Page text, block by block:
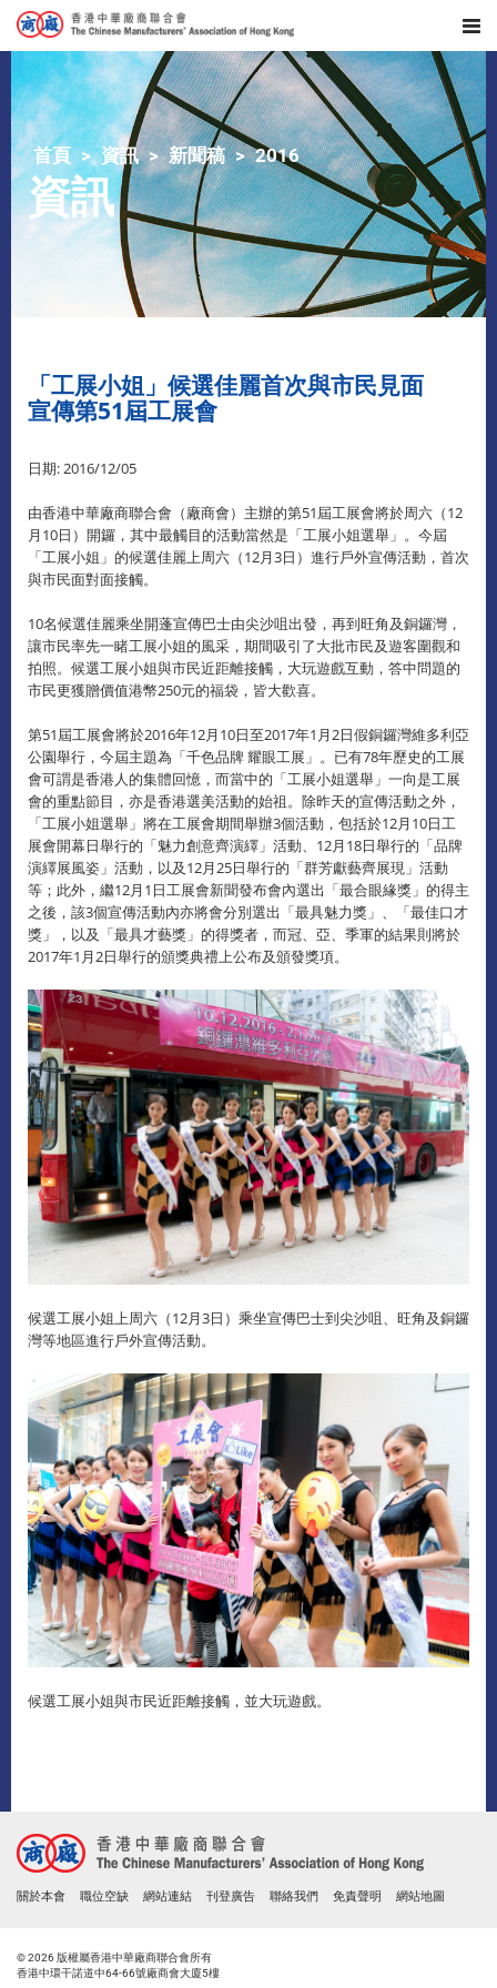
首頁 資訊 新聞稿 2016
資訊
「工展小姐」候選佳麗首次與市民見面
宣傳第51屆工展會
日期: 2016/12/05
由香港中華廠商聯合會（廠商會）主辦的第51屆工展會將於周六（12
月10日）開鑼，其中最觸目的活動當然是「工展小姐選舉」。今屆
「工展小姐」的候選佳麗上周六（12月3日）進行戶外宣傳活動，首次
與市民面對面接觸。
10名候選佳麗乘坐開蓬宣傳巴士由尖沙咀出發，再到旺角及銅鑼灣，
讓市民率先一睹工展小姐的風采，期間吸引了大批市民及遊客圍觀和
拍照。候選工展小姐與市民近距離接觸，大玩遊戲互動，答中問題的
市民更獲贈價值港幣250元的福袋，皆大歡喜。
第51屆工展會將於2016年12月10日至2017年1月2日假銅鑼灣維多利亞
公園舉行，今屆主題為「千色品牌 耀眼工展」。已有78年歷史的工展
會可謂是香港人的集體回憶，而當中的「工展小姐選舉」一向是工展
會的重點節目，亦是香港選美活動的始祖。除昨天的宣傳活動之外，
「工展小姐選舉」將在工展會期間舉辦3個活動，包括於12月10日工
展會開幕日舉行的「魅力創意齊演繹」活動、12月18日舉行的「品牌
演繹展風姿」活動，以及12月25日舉行的「群芳獻藝齊展現」活動
等；此外，繼12月1日工展會新聞發布會內選出「最合眼緣獎」的得主
之後，該3個宣傳活動內亦將會分別選出「最具魅力獎」、「最佳口才
獎」，以及「最具才藝獎」的得獎者，而冠、亞、季軍的結果則將於
2017年1月2日舉行的頒獎典禮上公布及頒發獎項。
候選工展小姐上周六（12月3日）乘坐宣傳巴士到尖沙咀、旺角及銅鑼
灣等地區進行戶外宣傳活動。
候選工展小姐與市民近距離接觸，並大玩遊戲。
關於本會 職位空缺 網站連結 刊登廣告 聯絡我們 免責聲明 網站地圖
© 2026 版權屬香港中華廠商聯合會所有
香港中環干諾道中64-66號廠商會大廈5樓